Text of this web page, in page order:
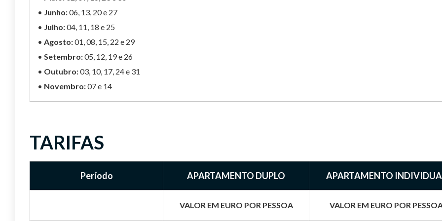
• Junho:06, 13, 20 e 27
• Julho:04, 11, 18 e 25
• Agosto:01, 08, 15, 22 e 29
• Setembro:05, 12, 19 e 26
• Outubro:03, 10, 17, 24 e 31
• Novembro:07 e 14
TARIFAS
Período APARTAMENTO DUPLO APARTAMENTO
VALOR EM EURO POR PESSOA VALOR EM EURO POR